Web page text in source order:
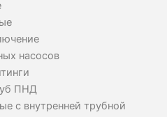
насосов
ПНД
с внутренней трубной